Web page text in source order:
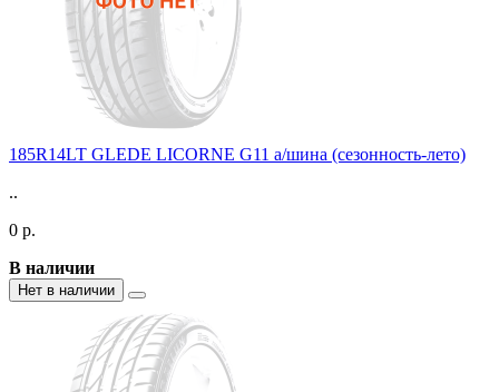
185R14LT GLEDE LICORNE G11 а/шина (сезонность-лето)
..
0 р.
В наличии
Нет в наличии